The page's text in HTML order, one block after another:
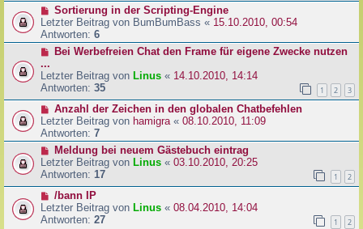
Sortierung in der Scripting-Engine
Letzter Beitrag von BumBumBass « 15.10.2010, 00:54
Antworten: 6
Bei Werbefreien Chat den Frame für eigene Zwecke nutzen
...
Letzter Beitrag von Linus « 14.10.2010, 14:14
Antworten: 35 1 2 3
Anzahl der Zeichen in den globalen Chatbefehlen
Letzter Beitrag von hamigra « 08.10.2010, 11:09
Antworten: 7
Meldung bei neuem Gästebuch eintrag
Letzter Beitrag von Linus « 03.10.2010, 20:25
Antworten: 17 1 2
/bann IP
Letzter Beitrag von Linus « 08.04.2010, 14:04
Antworten: 27 1 2